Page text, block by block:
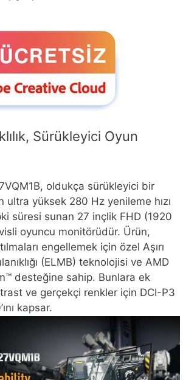
Sürükleyici Oyun
oldukça sürükleyici bir
ultra yüksek 280 Hz yenileme hızı
süresi sunan 27 inçlik FHD (1920
oyuncu monitörüdür. Ürün,
engellemek için özel Aşırı
(ELMB) teknolojisi ve AMD
desteğine sahip. Bunlara ek
ve gerçekçi renkler için DCI-P3
kapsar.